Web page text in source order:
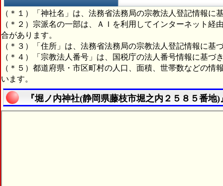
（＊１）「神社名」は、法務省法務局の宗教法人登記情報に
（＊２）宗派名の一部は、ＡＩを利用してインターネット
合があります。
（＊３）「住所」は、法務省法務局の宗教法人登記情報に基
（＊４）「宗教法人番号」は、国税庁の法人番号情報に基づ
（＊５）都道府県・市区町村の人口、面積、世帯数などの
います。
『堀ノ内神社(静岡県藤枝市堀之内２５８５番地